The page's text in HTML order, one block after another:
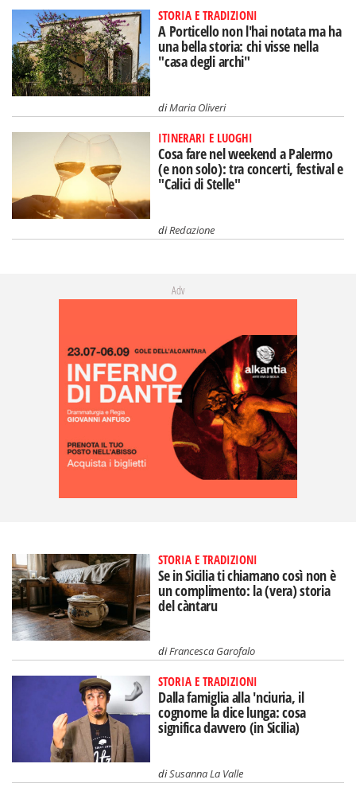
STORIA E TRADIZIONI
A Porticello non l'hai notata ma ha
una bella storia: chi visse nella
"casa degli archi"
diMaria Oliveri
ITINERARI E LUOGHI
Cosa fare nel weekend a Palermo
(e non solo): tra concerti, festival e
"Calici di Stelle"
diRedazione
Adv
STORIA E TRADIZIONI
Se in Sicilia ti chiamano così non è
un complimento: la (vera) storia
del càntaru
diFrancesca Garofalo
STORIA E TRADIZIONI
Dalla famiglia alla 'nciuria, il
cognome la dice lunga: cosa
significa davvero (in Sicilia)
diSusanna La Valle